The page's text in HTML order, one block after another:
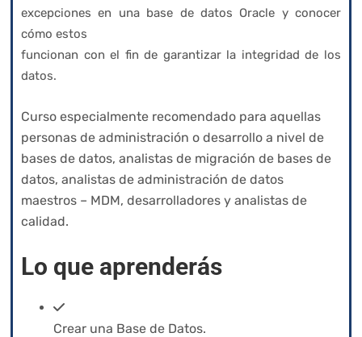
excepciones en una base de datos Oracle y conocer
cómo estos
funcionan con el fin de garantizar la integridad de los
datos.
Curso especialmente recomendado para aquellas
personas de administración o desarrollo a nivel de
bases de datos, analistas de migración de bases de
datos, analistas de administración de datos
maestros – MDM, desarrolladores y analistas de
calidad.
Lo que aprenderás
Crear una Base de Datos.